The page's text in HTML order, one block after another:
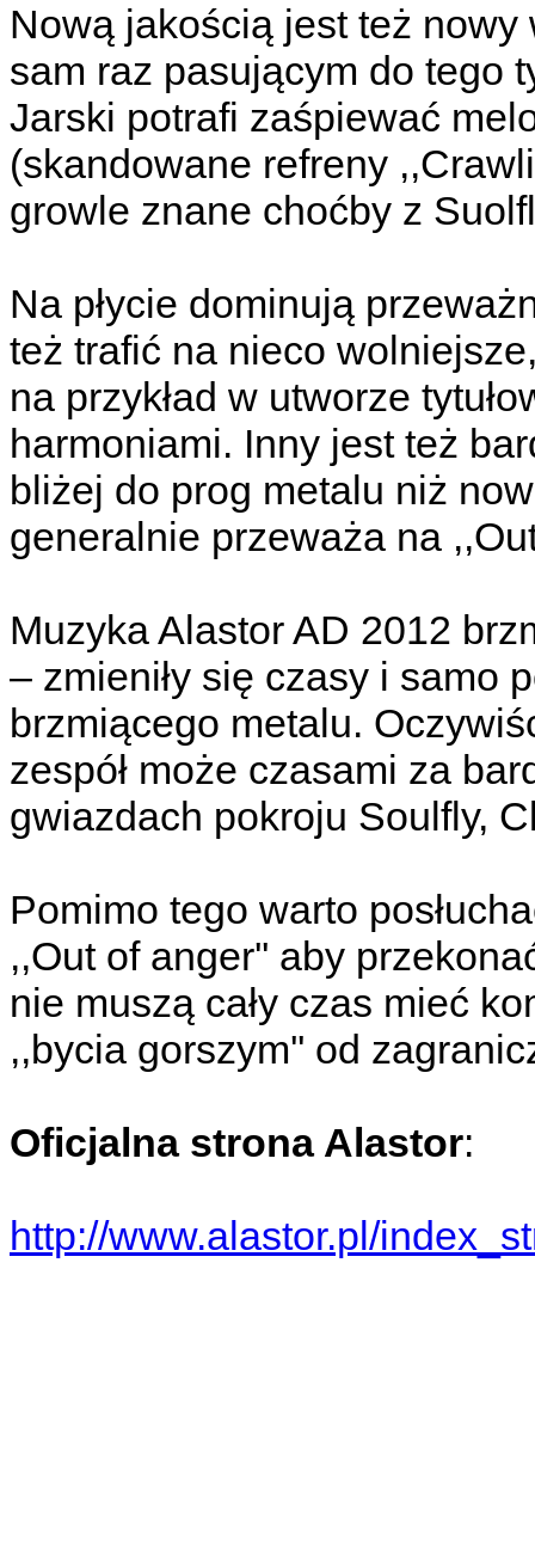
Nową jakością jest też
sam raz pasującym do tego
Jarski potrafi zaśpiewać
(skandowane refreny
growle znane choćby z
Na płycie dominują
też trafić na nieco
na przykład w utworze
harmoniami. Inny jest też
bliżej do prog metalu niż
generalnie przeważa na
Muzyka Alastor AD 2012
– zmieniły się czasy i samo
brzmiącego metalu.
zespół może czasami za
gwiazdach pokroju Soulfly,
Pomimo tego warto
,,Out of anger'' aby
nie muszą cały czas mieć
,,bycia gorszym'' od
Oficjalna strona Alastor:
http://www.alastor.pl/